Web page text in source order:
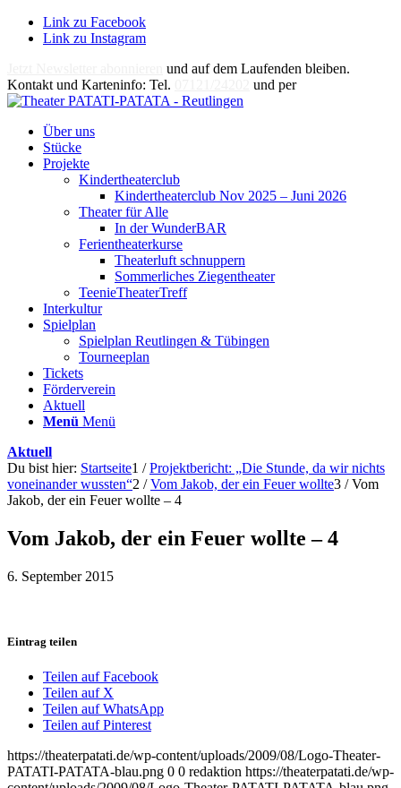
Link zu Facebook
Link zu Instagram
und auf dem Laufenden bleiben.
Kontakt und Karteninfo: Tel.
und per
Über uns
Stücke
Projekte
Kindertheaterclub
Kindertheaterclub Nov 2025 – Juni 2026
Theater für Alle
In der WunderBAR
Ferientheaterkurse
Theaterluft schnuppern
Sommerliches Ziegentheater
TeenieTheaterTreff
Interkultur
Spielplan
Spielplan Reutlingen & Tübingen
Tourneeplan
Tickets
Förderverein
Aktuell
Menü Menü
Aktuell
Du bist hier: Startseite1 / Projektbericht: „Die Stunde, da wir nichts
voneinander wussten“2 / Vom Jakob, der ein Feuer wollte3 / Vom
Jakob, der ein Feuer wollte – 4
Vom Jakob, der ein Feuer wollte – 4
6. September 2015
Eintrag teilen
Teilen auf Facebook
Teilen auf X
Teilen auf WhatsApp
Teilen auf Pinterest
https://theaterpatati.de/wp-content/uploads/2009/08/Logo-Theater-
PATATI-PATATA-blau.png 0 0 redaktion https://theaterpatati.de/wp-